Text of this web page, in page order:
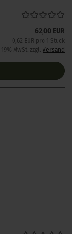
62,00 EUR
0,62 EUR pro 1 Stück
MwSt. zzgl. Versand